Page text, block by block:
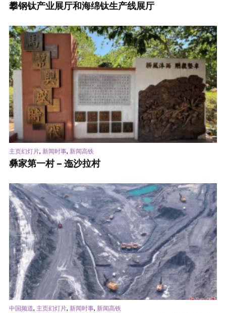
攀钢钛产业展厅和海绵钛生产线展厅
主页幻灯片, 新闻时事, 新闻高铁
彝家第一村 – 迤沙拉村
中国频道, 主页幻灯片, 新闻时事, 新闻高铁